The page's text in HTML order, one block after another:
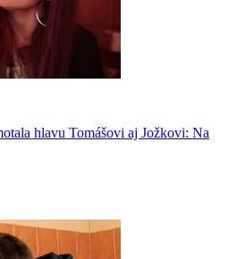
hlavu Tomášovi aj Jožkovi: Na